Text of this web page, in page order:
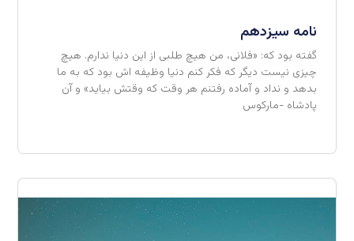
نامه سیزدهم
گفته بود که: «فلانی، من هیچ طلبی از این دنیا ندارم. هیچ
چیزی نیست دیگر که فکر کنم دنیا وظیفه اش بود که به ما
بدهد و نداد و آماده رفتنم هر وقت که وقتش بیاید» و آن
پادشاه -مارکوس